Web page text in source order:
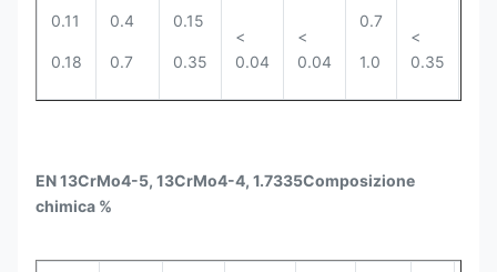
0.11
0.18
0.4
0.7
0.15
0.35
<
0.04
<
0.04
0.7
1.0
<
0.35
EN 13CrMo4-5, 13CrMo4-4, 1.7335Composizione
chimica %